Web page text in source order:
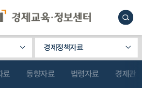
경제정책자료
료 동향자료 법령자료 경제관